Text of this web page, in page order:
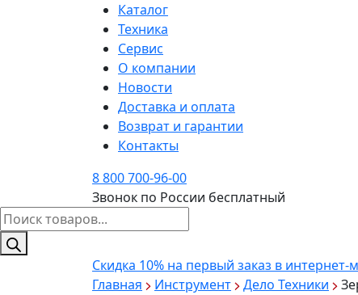
Каталог
Техника
Сервис
О компании
Новости
Доставка и оплата
Возврат и гарантии
Контакты
8 800 700-96-00
Звонок по России бесплатный
Поиск
товаров
Скидка 10% на первый заказ в интернет-
Главная
Инструмент Дело Техники